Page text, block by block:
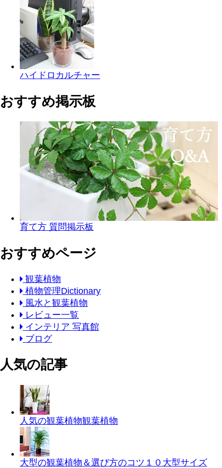
ハイドロカルチャー
おすすめ掲示板
育て方 質問掲示板
おすすめページ
観葉植物
植物管理Dictionary
風水と観葉植物
レビュー一覧
インテリア 写真館
ブログ
人気の記事
人気の観葉植物観葉植物
大型の観葉植物＆選び方のコツ１０ 大型サイズ